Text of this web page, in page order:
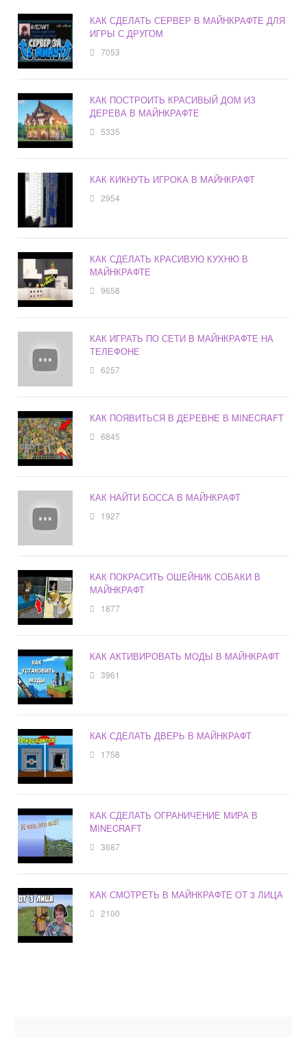
КАК СДЕЛАТЬ СЕРВЕР В МАЙНКРАФТЕ ДЛЯ
ИГРЫ С ДРУГОМ
7053
КАК ПОСТРОИТЬ КРАСИВЫЙ ДОМ ИЗ
ДЕРЕВА В МАЙНКРАФТЕ
5335
КАК КИКНУТЬ ИГРОКА В МАЙНКРАФТ
2954
КАК СДЕЛАТЬ КРАСИВУЮ КУХНЮ В
МАЙНКРАФТЕ
9658
КАК ИГРАТЬ ПО СЕТИ В МАЙНКРАФТЕ НА
ТЕЛЕФОНЕ
6257
КАК ПОЯВИТЬСЯ В ДЕРЕВНЕ В MINECRAFT
6845
КАК НАЙТИ БОССА В МАЙНКРАФТ
1927
КАК ПОКРАСИТЬ ОШЕЙНИК СОБАКИ В
МАЙНКРАФТ
1877
КАК АКТИВИРОВАТЬ МОДЫ В МАЙНКРАФТ
3961
КАК СДЕЛАТЬ ДВЕРЬ В МАЙНКРАФТ
1758
КАК СДЕЛАТЬ ОГРАНИЧЕНИЕ МИРА В
MINECRAFT
3687
КАК СМОТРЕТЬ В МАЙНКРАФТЕ ОТ 3 ЛИЦА
2100